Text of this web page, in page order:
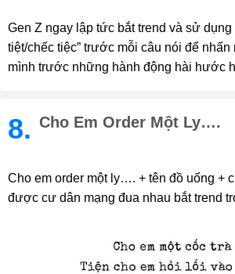
Gen Z ngay lập tức bắt trend và sử dụng
tiệt/chếc tiệc” trước mỗi câu nói để nhấn
mình trước những hành động hài hước
8. Cho Em Order Một Ly….
Cho em order một ly…. + tên đồ uống +
được cư dân mạng đua nhau bắt trend